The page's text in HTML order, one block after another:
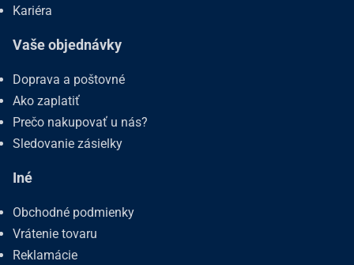
Kariéra
Vaše objednávky
Doprava a poštovné
Ako zaplatiť
Prečo nakupovať u nás?
Sledovanie zásielky
Iné
Obchodné podmienky
Vrátenie tovaru
Reklamácie